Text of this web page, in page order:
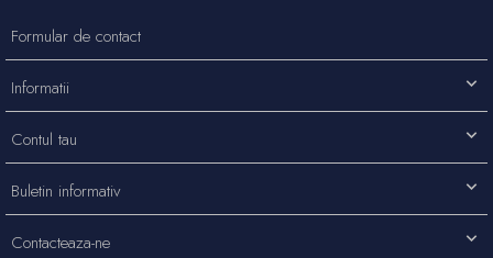
Contacteaza-ne
Formular de contact
Informatii
Contul tau
Buletin informativ